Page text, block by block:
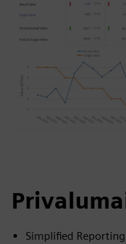
Simplified Reporting